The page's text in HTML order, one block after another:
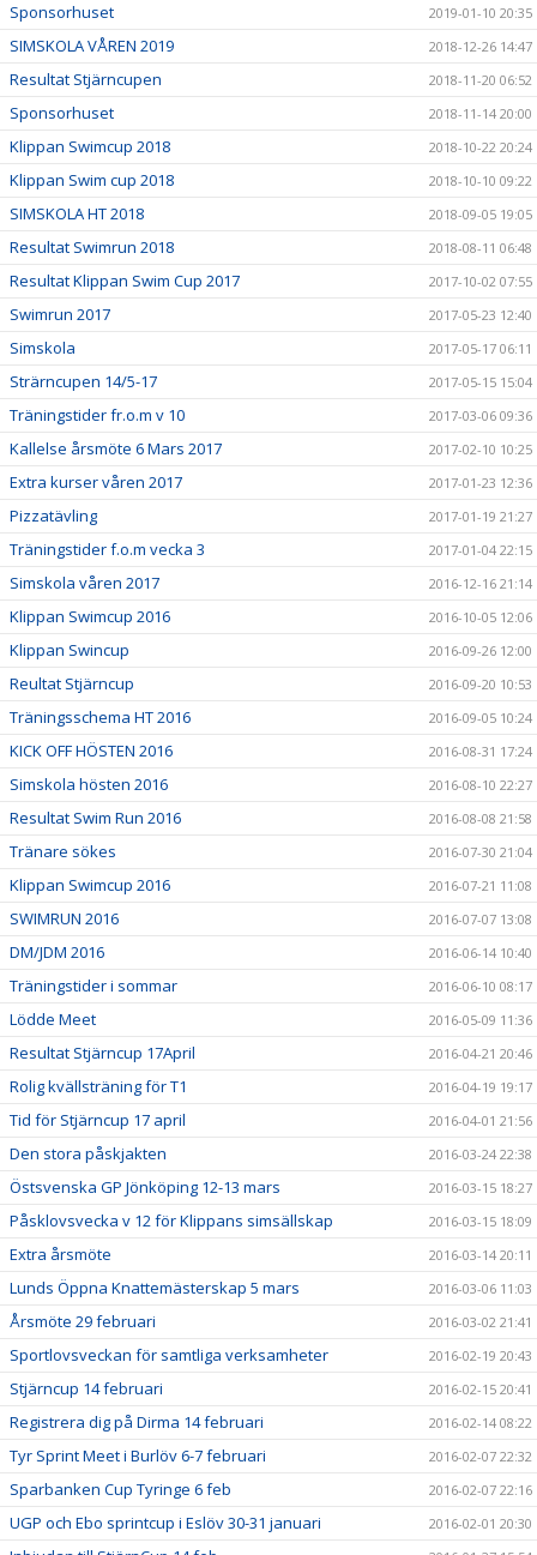
Sponsorhuset 2019-01-10 20:35
SIMSKOLA VÅREN 2019 2018-12-26 14:47
Resultat Stjärncupen 2018-11-20 06:52
Sponsorhuset 2018-11-14 20:00
Klippan Swimcup 2018 2018-10-22 20:24
Klippan Swim cup 2018 2018-10-10 09:22
SIMSKOLA HT 2018 2018-09-05 19:05
Resultat Swimrun 2018 2018-08-11 06:48
Resultat Klippan Swim Cup 2017 2017-10-02 07:55
Swimrun 2017 2017-05-23 12:40
Simskola 2017-05-17 06:11
Strärncupen 14/5-17 2017-05-15 15:04
Träningstider fr.o.m v 10 2017-03-06 09:36
Kallelse årsmöte 6 Mars 2017 2017-02-10 10:25
Extra kurser våren 2017 2017-01-23 12:36
Pizzatävling 2017-01-19 21:27
Träningstider f.o.m vecka 3 2017-01-04 22:15
Simskola våren 2017 2016-12-16 21:14
Klippan Swimcup 2016 2016-10-05 12:06
Klippan Swincup 2016-09-26 12:00
Reultat Stjärncup 2016-09-20 10:53
Träningsschema HT 2016 2016-09-05 10:24
KICK OFF HÖSTEN 2016 2016-08-31 17:24
Simskola hösten 2016 2016-08-10 22:27
Resultat Swim Run 2016 2016-08-08 21:58
Tränare sökes 2016-07-30 21:04
Klippan Swimcup 2016 2016-07-21 11:08
SWIMRUN 2016 2016-07-07 13:08
DM/JDM 2016 2016-06-14 10:40
Träningstider i sommar 2016-06-10 08:17
Lödde Meet 2016-05-09 11:36
Resultat Stjärncup 17April 2016-04-21 20:46
Rolig kvällsträning för T1 2016-04-19 19:17
Tid för Stjärncup 17 april 2016-04-01 21:56
Den stora påskjakten 2016-03-24 22:38
Östsvenska GP Jönköping 12-13 mars 2016-03-15 18:27
Påsklovsvecka v 12 för Klippans simsällskap 2016-03-15 18:09
Extra årsmöte 2016-03-14 20:11
Lunds Öppna Knattemästerskap 5 mars 2016-03-06 11:03
Årsmöte 29 februari 2016-03-02 21:41
Sportlovsveckan för samtliga verksamheter 2016-02-19 20:43
Stjärncup 14 februari 2016-02-15 20:41
Registrera dig på Dirma 14 februari 2016-02-14 08:22
Tyr Sprint Meet i Burlöv 6-7 februari 2016-02-07 22:32
Sparbanken Cup Tyringe 6 feb 2016-02-07 22:16
UGP och Ebo sprintcup i Eslöv 30-31 januari 2016-02-01 20:30